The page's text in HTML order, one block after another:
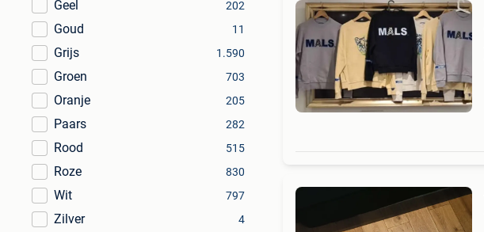
Geel 202
Goud 11
Grijs 1.590
Groen 703
Oranje 205
Paars 282
Rood 515
Roze 830
Wit 797
Zilver 4